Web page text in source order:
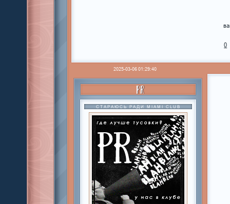
0
2025-03-06 01:29:40
PR
СТАРАЮСЬ РАДИ MIAMI CLUB